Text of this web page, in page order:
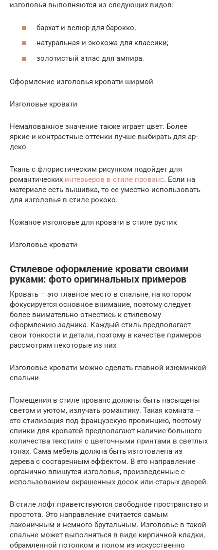
изголовья выполняются из следующих видов:
бархат и велюр для барокко;
натуральная и экокожа для классики;
золотистый атлас для ампира.
Оформление изголовья кровати ширмой
Изголовье кровати
Немаловажное значение также играет цвет. Более
яркие и контрастные оттенки лучше выбирать для ар-
деко
Ткань с флористическим рисунком подойдет для
романтических интерьеров в стиле прованс. Если на
материале есть вышивка, то ее уместно использовать
для изголовья в стиле рококо.
Кожаное изголовье для кровати в стиле рустик
Изголовье кровати
Стилевое оформление кровати своими
руками: фото оригинальных примеров
Кровать – это главное место в спальне, на котором
фокусируется основное внимание, поэтому следует
более внимательно отнестись к стилевому
оформлению задника. Каждый стиль предполагает
свои тонкости и детали, поэтому в качестве примеров
рассмотрим некоторые из них
Изголовье кровати можно сделать главной изюминкой
спальни
Помещения в стиле прованс должны быть насыщены
светом и уютом, излучать романтику. Такая комната –
это стилизация под французскую провинцию, поэтому
спинки для кроватей предполагают наличие большого
количества текстиля с цветочными принтами в светлых
тонах. Сама мебель должна быть изготовлена из
дерева с состаренным эффектом. В это направление
органично впишутся изголовья, произведенные с
использованием окрашенных досок или старых дверей.
В стиле лофт приветствуются свободное пространство и
простота. Это направление считается самым
лаконичным и немного брутальным. Изголовье в такой
спальне может выполняться в виде кирпичной кладки,
обрамленной потолком и полом из искусственно